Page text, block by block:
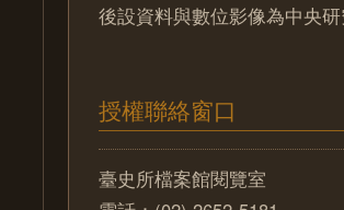
後設資料與數位影像為中央
授權聯絡窗口
臺史所檔案館閱覽室